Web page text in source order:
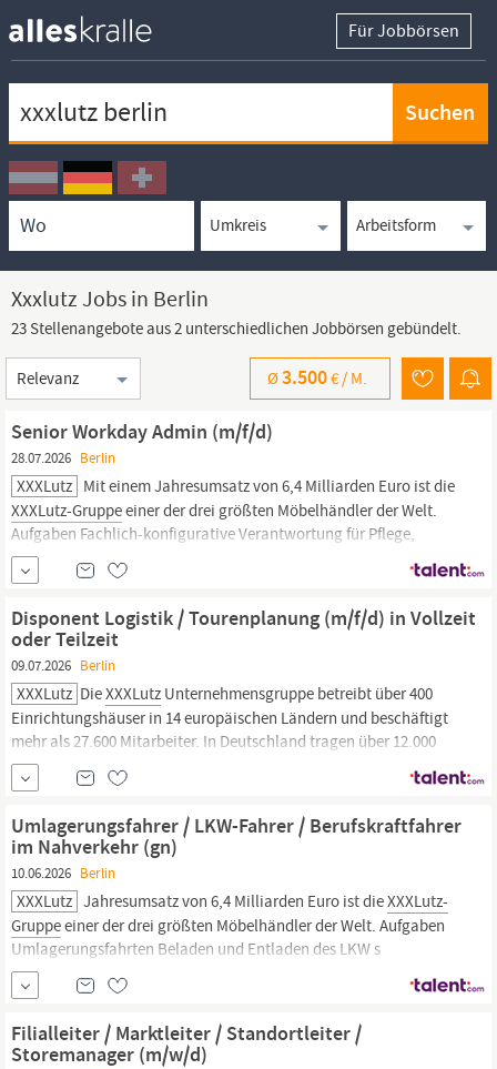
Für Jobbörsen
Ortssuche
Umkreissuche
Arbeitsform
Xxxlutz Jobs in Berlin
23 Stellenangebote aus 2 unterschiedlichen Jobbörsen gebündelt.
Sortierung
Ø3.500€ / M.
Senior Workday Admin (m/f/d)
28.07.2026 Berlin
XXXLutz Mit einem Jahresumsatz von 6,4 Milliarden Euro ist die
XXXLutz-Gruppeeiner der drei größten Möbelhändler der Welt.
Aufgaben Fachlich-konfigurative Verantwortung für Pflege,
Weiterentwicklung und Qualitätssicherung ausgewählter
Workday-Module im HR-Kontext sowie fachliche Orientierung für
weitere Workday Admins bei modulbezogenen
Disponent Logistik / Tourenplanung (m/f/d) in Vollzeit
oder Teilzeit
09.07.2026 Berlin
XXXLutz DieXXXLutz Unternehmensgruppe betreibt über 400
Einrichtungshäuser in 14 europäischen Ländern und beschäftigt
mehr als 27.600 Mitarbeiter. In Deutschland tragen über 12.000
Mitarbeiter zum Erfolg der Gruppe bei, die hierzulande 58
Einrichtungshäuser und 54 mömax Trendmöbelhäuser betreibt.
Mit einem Jahresumsatz von 6,4 Milliarden Euro ist die
Gruppeeiner der drei größten...
Umlagerungsfahrer / LKW-Fahrer / Berufskraftfahrer
im Nahverkehr (gn)
10.06.2026 Berlin
XXXLutz Jahresumsatz von 6,4 Milliarden Euro ist dieXXXLutz-
Gruppeeiner der drei größten Möbelhändler der Welt. Aufgaben
Umlagerungsfahrten Beladen und Entladen des LKW s
Ladepapiere führen Einhaltung der Ladesicherheit Einhaltung
gesetzlicher Vorschriften Qualifikationen Führerschein Klasse C,
C1 erforderlich Fahrpraxis Zuverlässigkeit Körperliche Fitness...
Filialleiter / Marktleiter / Standortleiter /
Storemanager (m/w/d)